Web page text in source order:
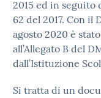
2015 ed in
62 del 2017. Con
agosto 2020 è
all’Allegato B del
dall’Istituzione
Si tratta di un